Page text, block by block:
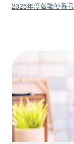
2025年度版郵便番